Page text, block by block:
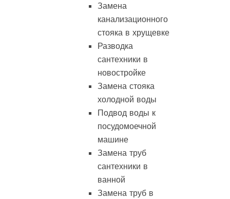
Замена
канализационного
стояка в хрущевке
Разводка
сантехники в
новостройке
Замена стояка
холодной воды
Подвод воды к
посудомоечной
машине
Замена труб
сантехники в
ванной
Замена труб в